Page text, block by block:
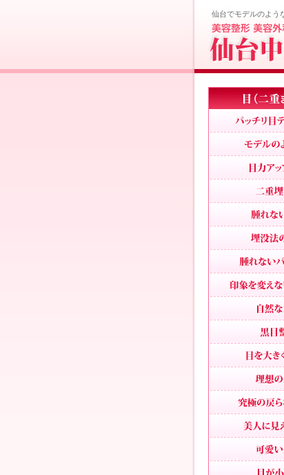
仙台でモデルのよう